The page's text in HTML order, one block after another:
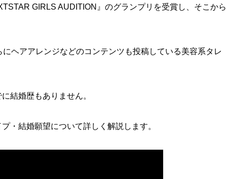
GIRLS AUDITION』のグランプリを受賞し、そこから
ヘアアレンジなどのコンテンツも投稿している美容系タレ
結婚歴もありません。
・結婚願望について詳しく解説します。